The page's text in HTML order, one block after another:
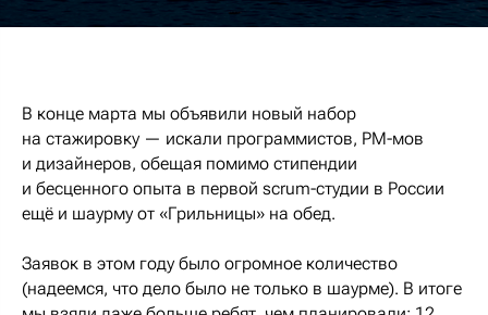
В конце марта мы объявили новый набор
на стажировку — искали программистов, PM-мов
и дизайнеров, обещая помимо стипендии
и бесценного опыта в первой scrum-студии в России
ещё и шаурму от «Грильницы» на обед.
Заявок в этом году было огромное количество
(надеемся, что дело было не только в шаурме). В итоге